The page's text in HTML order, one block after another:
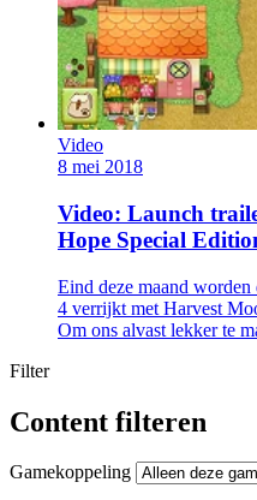
Video
8 mei 2018
Video: Launch
Hope Special
Eind deze maand
4 verrijkt met Harvest
Om ons alvast lekker te
Filter
Content filteren
Gamekoppeling